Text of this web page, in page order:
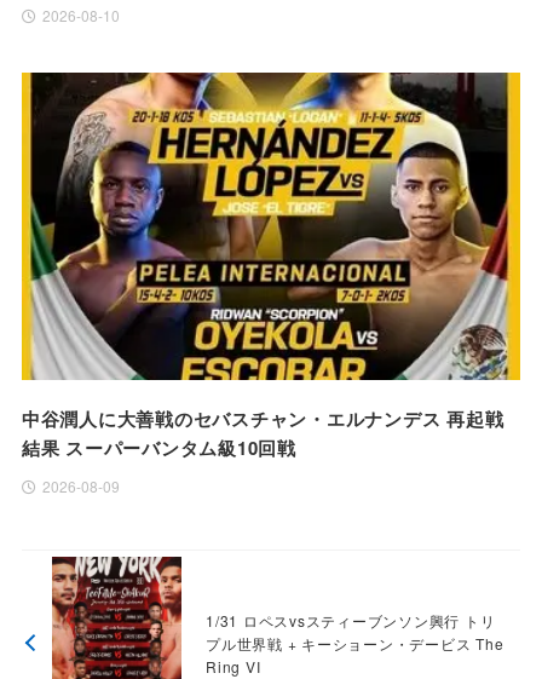
2026-08-10
中谷潤人に大善戦のセバスチャン・エルナンデス 再起戦
結果 スーパーバンタム級10回戦
2026-08-09
1/31 ロペスvsスティーブンソン興行 トリ
プル世界戦 + キーショーン・デービス The
Ring VI